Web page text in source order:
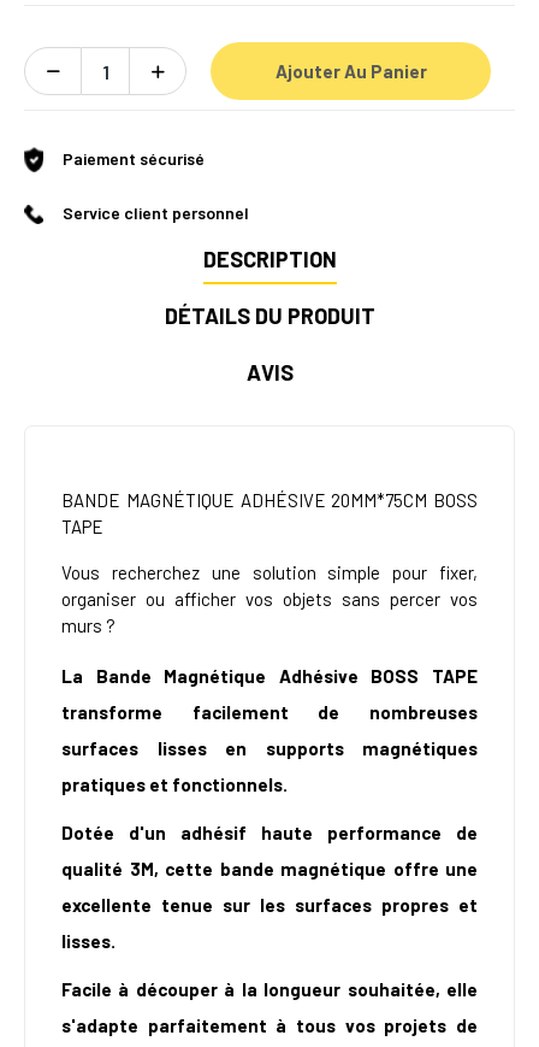
Ajouter Au Panier
Paiement sécurisé
Service client personnel
DESCRIPTION
DÉTAILS DU PRODUIT
AVIS
BANDE MAGNÉTIQUE ADHÉSIVE 20MM*75CM BOSS
TAPE
Vous recherchez une solution simple pour fixer,
organiser ou afficher vos objets sans percer vos
murs ?
La Bande Magnétique Adhésive BOSS TAPE
transforme facilement de nombreuses
surfaces lisses en supports magnétiques
pratiques et fonctionnels.
Dotée d'un adhésif haute performance de
qualité 3M, cette bande magnétique offre une
excellente tenue sur les surfaces propres et
lisses.
Facile à découper à la longueur souhaitée, elle
s'adapte parfaitement à tous vos projets de